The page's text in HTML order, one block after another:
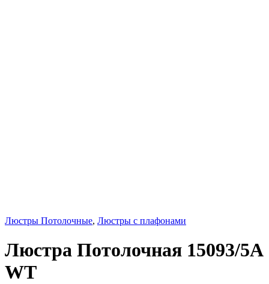
Люстры Потолочные, Люстры с плафонами
Люстра Потолочная 15093/5A
WT